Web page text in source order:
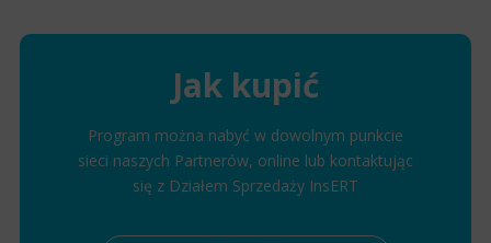
Jak kupić
Program można nabyć w dowolnym punkcie
sieci naszych Partnerów, online lub kontaktując
się z Działem Sprzedaży InsERT